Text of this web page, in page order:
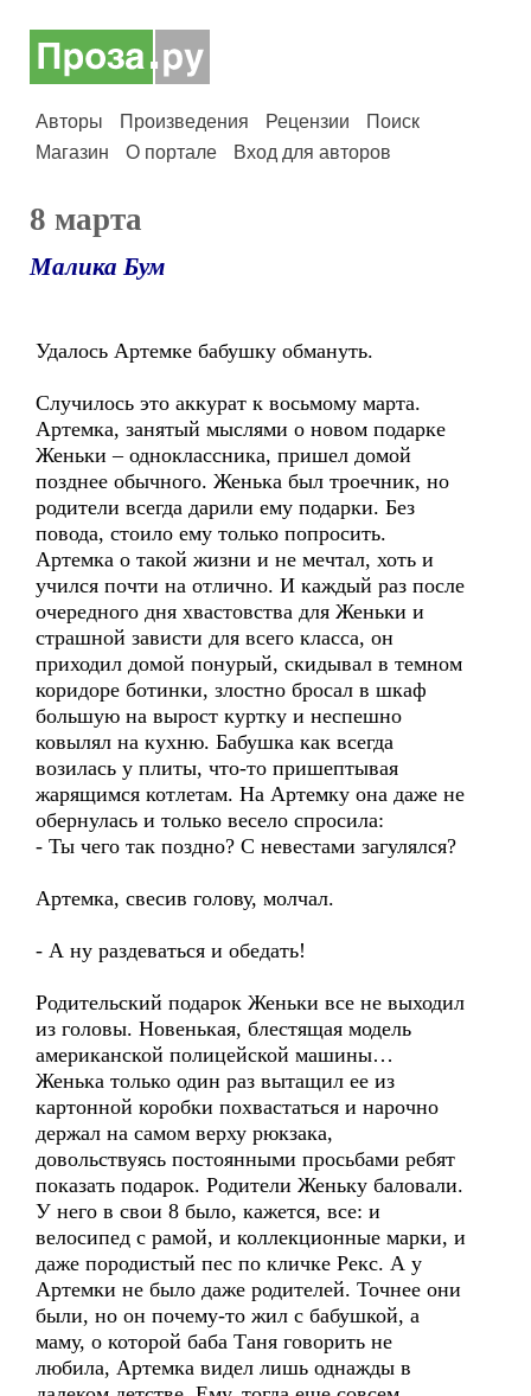
Авторы Произведения Рецензии
Поиск
Магазин
О портале Вход для авторов
8 марта
Малика Бум
Удалось Артемке бабушку обмануть.
Случилось это аккурат к восьмому марта.
Артемка, занятый мыслями о новом подарке
Женьки – одноклассника, пришел домой
позднее обычного. Женька был троечник, но
родители всегда дарили ему подарки. Без
повода, стоило ему только попросить.
Артемка о такой жизни и не мечтал, хоть и
учился почти на отлично. И каждый раз после
очередного дня хвастовства для Женьки и
страшной зависти для всего класса, он
приходил домой понурый, скидывал в темном
коридоре ботинки, злостно бросал в шкаф
большую на вырост куртку и неспешно
ковылял на кухню. Бабушка как всегда
возилась у плиты, что-то пришептывая
жарящимся котлетам. На Артемку она даже не
обернулась и только весело спросила:
- Ты чего так поздно? С невестами загулялся?
Артемка, свесив голову, молчал.
- А ну раздеваться и обедать!
Родительский подарок Женьки все не выходил
из головы. Новенькая, блестящая модель
американской полицейской машины…
Женька только один раз вытащил ее из
картонной коробки похвастаться и нарочно
держал на самом верху рюкзака,
довольствуясь постоянными просьбами ребят
показать подарок. Родители Женьку баловали.
У него в свои 8 было, кажется, все: и
велосипед с рамой, и коллекционные марки, и
даже породистый пес по кличке Рекс. А у
Артемки не было даже родителей. Точнее они
были, но он почему-то жил с бабушкой, а
маму, о которой баба Таня говорить не
любила, Артемка видел лишь однажды в